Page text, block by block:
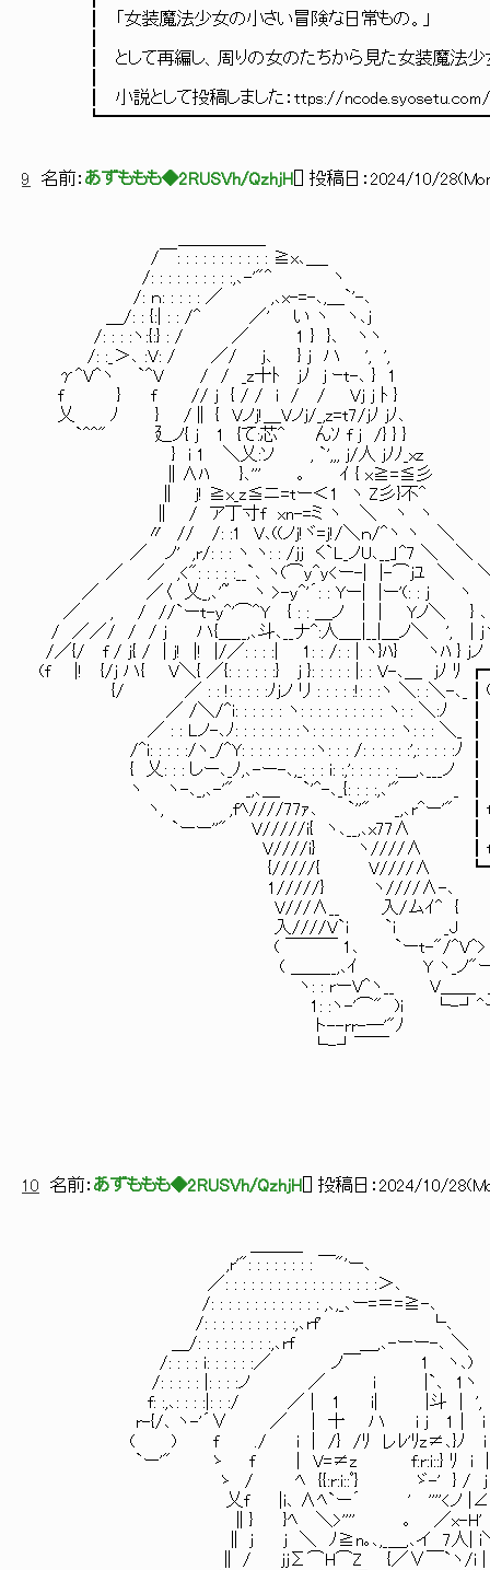
┃ 「女装魔法少女の小さい
┃ として再編し、周りの女のたちから見た女装
┃ 小説として投稿しました：ttps://
9 名前： あずももも◆2RUSVh/QzhjH ] 投稿日： 2024/10/
/￣: : : : : : : : : : : ≧x､＿_
/: : : : : : : : : :,､-'"^ ヽ
/: ｎ: : : : : ／ ,､x-=-､,＿`'-､ ┃○
＿/: : {:| : : /^
/: : : :ヽ:{:} : / ／ 1 } }､ ヽヽ ┃「女の子
/: :_＞､ :V: /
γ^V^ヽ `^V / / _z十ﾄ jﾉ j ｰt-､ } 1 ┃失敗して勇者
f } f // j { / /
乂 ﾉ } /∥ { Vノj!＿Vノj/_,z=t7/jﾉ j
`^^" 廴ノ{ j 1 {て:芯^ んｿ f j /} }
} i 1 ＼乂:ソ , `',,, j/人 jﾉﾉ_xz
∥∧ﾊ }､''' ｡ ｲ { x≧=≦彡
∥ j! ≧x_z≦ニ=tー＜1 ヽ Z彡}
∥ / ア丁寸f xn-=ミ ヽ ＼ ヽ
〃 // /: :1 V､((ノj!
／ ノ' ,r/: : : ヽ ヽ: : /jj く`L_ノU､__」^7 ＼ ＼ ┃
／ ／ ,<": : : : :__`､
／ ／〈 乂_,､'~ ヽ >-y^'´: : Yー| |ー'(: : j
／ , / //`ーt-y^'⌒^Y { : : ＿ノ | | Yノ
/ ／／/ / / j ハ{＿__,､斗､__ナ^:人＿_|__|＿ノ＼ ', | j
/／{/ f / j{ / | j! |! |/／: : : :| 1: : /: : | ヽ}ﾊ} ヽﾊ } jノ
(f |! {/j ハ{ V＼{ ／{: : : : : :} j }: : : : : |: :
{/ ／ : : !: : : : :ﾉjノ リ : : : : :!: : :ヽ ＼: :＼-､_ ┃○ 気
／ /＼/^i: : : : : : ヽ:
／ : : Lノ-､ﾉ: : : : : : : :ヽ: : : : : : : : : : ヽ: : : ＼_ ┃ うっ
/^i: : : : :/ヽ_/^Y: : : : : :
{ 乂: : : しー､_ﾉ,､-ー-､,_: : : i: :,': : : : : :＿,､___
ヽ ヽ-､_,､-'" _,､
ヽ, ,fﾍ////77ｧ､ `''" _,､r^ー'"
`ーー''" V/////
V////i} ヽ////∧ ┃ttps://
{/////{ V////∧
1/////} ヽ////∧-､
V///∧__ 入/ムｲ^ {
入////V`i `i _J
( ￣￣￣ 1､ `ーt-"/^V^> ┃○同じく「ユ
( ＿＿__,､ｲ
ヽ: : rーV^ヽ__ V＿＿ ＿ノ) ┃……女装し
1: :ヽ-'⌒"
ト--rr-―'"ﾉ ┃は１６作目とし
└-┘
10 名前： あずももも◆2RUSVh/QzhjH ] 投稿日： 2024/10/
,r'": : : : : : : : ￣"'ー､
／: : : : : : : : : : : : : : : : : :＞､
/: : : : : : : : : : : : : ,､,_､ー=＝
/: : : : : : : : : : :,､rf' └､ │趣味の動
＿/: : : : : : : : :,､rf
/: : : : i: : : : : :／ ノ￣ 1 ヽ､) │内容は
/: : : : : |: : : :ノ ／ i |`､ 1
f: :,､: : : :|: : :/ ／ | 1 i| |斗
r-{/､ ヽ-'´∨ ／ | 十 ハ i j
( ) f ./ i | /} /ﾘ
`ー'" ゝ f |
ゝ / ﾍ {{:r:i::ﾟ} ゞ-' } /
乂f |i､ ∧ﾍ`ー´ ' ''''<ノ |∠＿
∥} }ﾍ ＼>'''' ｡
∥ j j ＼ ﾉ≧n｡､,_＿,､イ 7人| i＼「 │
∥ / jjΣ⌒H⌒Z {／∨￣`ヽ/